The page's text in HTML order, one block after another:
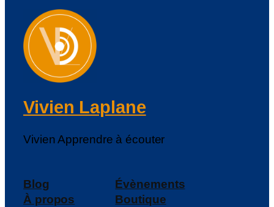
Vivien Laplane
Vivien Apprendre à écouter
Blog
À propos
Évènements
Boutique